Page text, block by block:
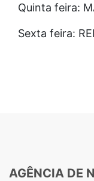
Quinta feira:
Sexta feira:
AGÊNCIA DE